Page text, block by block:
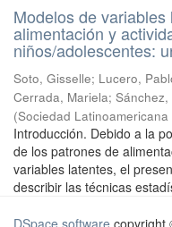
Modelos de
alimentación y
niños/adolescentes:
Soto, Gisselle; Lucero,
Cerrada, Mariela; Sánchez,
(Sociedad
Introducción. Debido a la
de los patrones de
variables latentes, el
describir las técnicas
DSpace software copyright